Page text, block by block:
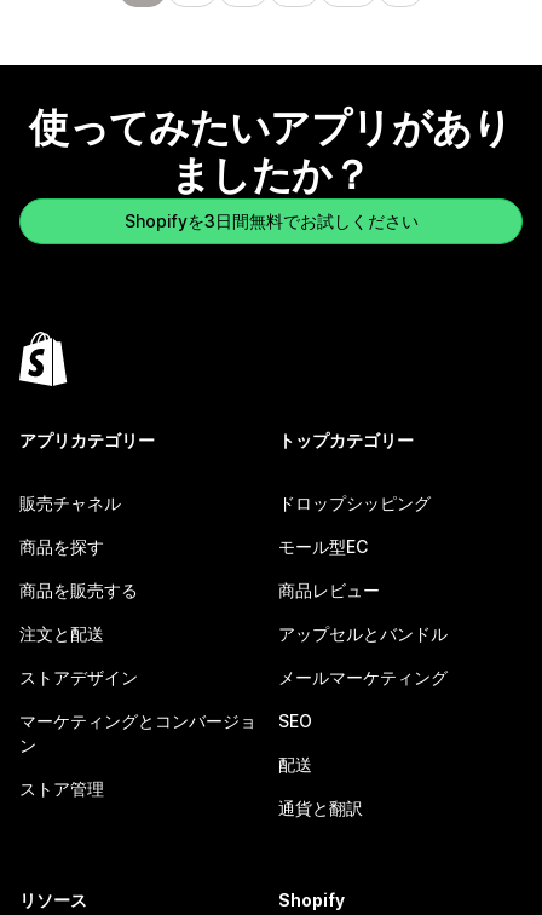
使ってみたいアプリがあり
ましたか？
Shopifyを3日間無料でお試しください
アプリカテゴリー
販売チャネル
商品を探す
商品を販売する
注文と配送
ストアデザイン
マーケティングとコンバージョ
ン
ストア管理
トップカテゴリー
ドロップシッピング
モール型EC
商品レビュー
アップセルとバンドル
メールマーケティング
SEO
配送
通貨と翻訳
リソース Shopify